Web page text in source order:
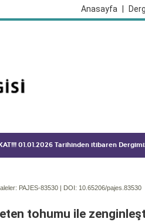
Anasayfa
01.01.2026 Tarihinden itibaren
PAJES-83530 | DOI: 10.65206/pajes.83530
tohumu ile